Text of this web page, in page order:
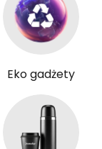
Eko gadżety